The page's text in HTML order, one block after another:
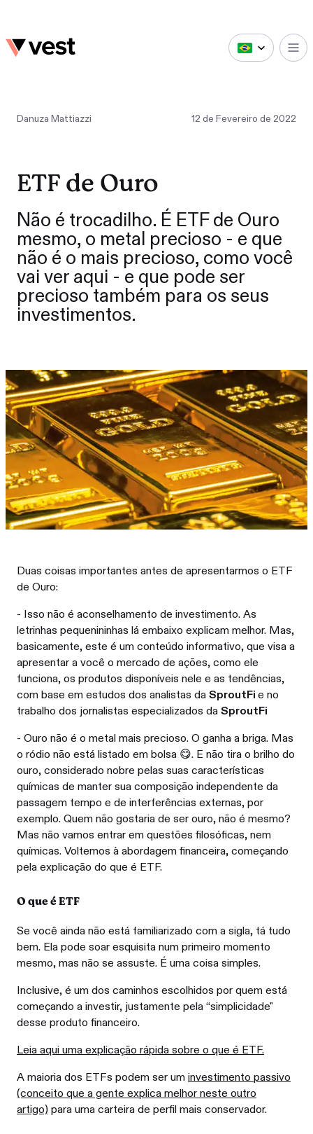
ETF de Ouro
Não é trocadilho. É ETF de Ouro
mesmo, o metal precioso - e que
não é o mais precioso, como você
vai ver aqui - e que pode ser
precioso também para os seus
investimentos.
Danuza Mattiazzi 12 de Fevereiro de 2022
Duas coisas importantes antes de apresentarmos o ETF
de Ouro:
- Isso não é aconselhamento de investimento. As
letrinhas pequenininhas lá embaixo explicam melhor. Mas,
basicamente, este é um conteúdo informativo, que visa a
apresentar a você o mercado de ações, como ele
funciona, os produtos disponíveis nele e as tendências,
com base em estudos dos analistas da SproutFi e no
trabalho dos jornalistas especializados da SproutFi
- Ouro não é o metal mais precioso. O ganha a briga. Mas
o ródio não está listado em bolsa 😋. E não tira o brilho do
ouro, considerado nobre pelas suas características
químicas de manter sua composição independente da
passagem tempo e de interferências externas, por
exemplo. Quem não gostaria de ser ouro, não é mesmo?
Mas não vamos entrar em questões filosóficas, nem
químicas. Voltemos à abordagem financeira, começando
pela explicação do que é ETF.
O que é ETF
Se você ainda não está familiarizado com a sigla, tá tudo
bem. Ela pode soar esquisita num primeiro momento
mesmo, mas não se assuste. É uma coisa simples.
Inclusive, é um dos caminhos escolhidos por quem está
começando a investir, justamente pela “simplicidade"
desse produto financeiro.
Leia aqui uma explicação rápida sobre o que é ETF.
A maioria dos ETFs podem ser um investimento passivo
(conceito que a gente explica melhor neste outro
artigo) para uma carteira de perfil mais conservador.